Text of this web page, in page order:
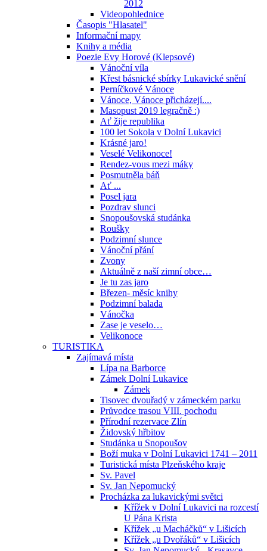
2012
Videopohlednice
Časopis "Hlasatel"
Informační mapy
Knihy a média
Poezie Evy Horové (Klepsové)
Vánoční víla
Křest básnické sbírky Lukavické snění
Perníčkové Vánoce
Vánoce, Vánoce přicházejí....
Masopust 2019 legračně :)
Ať žije republika
100 let Sokola v Dolní Lukavici
Krásné jaro!
Veselé Velikonoce!
Rendez-vous mezi máky
Posmutněla báň
Ať ...
Posel jara
Pozdrav slunci
Snopoušovská studánka
Roušky
Podzimní slunce
Vánoční přání
Zvony
Aktuálně z naší zimní obce…
Je tu zas jaro
Březen- měsíc knihy
Podzimní balada
Vánočka
Zase je veselo…
Velikonoce
TURISTIKA
Zajímavá místa
Lípa na Barborce
Zámek Dolní Lukavice
Zámek
Tisovec dvouřadý v zámeckém parku
Průvodce trasou VIII. pochodu
Přírodní rezervace Zlín
Židovský hřbitov
Studánka u Snopoušov
Boží muka v Dolní Lukavici 1741 – 2011
Turistická místa Plzeňského kraje
Sv. Pavel
Sv. Jan Nepomucký
Procházka za lukavickými světci
Křížek v Dolní Lukavici na rozcestí
U Pána Krista
Křížek „u Macháčků“ v Lišicích
Křížek „u Dvořáků“ v Lišicích